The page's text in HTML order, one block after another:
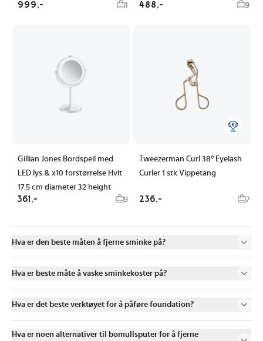
999,- 1 488,- 9
Gillian Jones Bordspeil med
LED lys & x10 forstørrelse Hvit
17.5 cm diameter 32 height
361,- 9
Tweezerman Curl 38° Eyelash
Curler 1 stk Vippetang
236,- 7
Hva er den beste måten å fjerne sminke på?
Hva er beste måte å vaske sminkekoster på?
Hva er det beste verktøyet for å påføre foundation?
Hva er noen alternativer til bomullsputer for å fjerne